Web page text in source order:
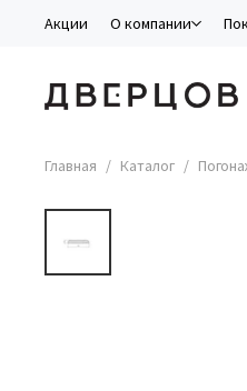
Акции О компании
Главная Каталог